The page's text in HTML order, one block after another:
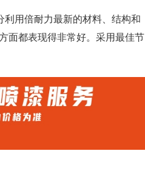
用倍耐力最新的材料、结构和
面都表现得非常好。采用最佳节